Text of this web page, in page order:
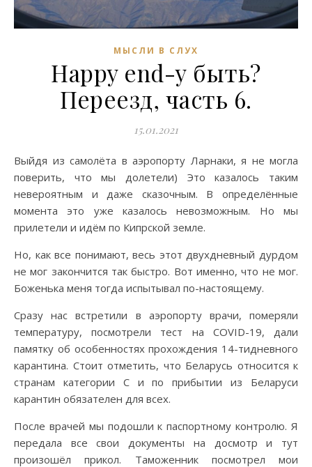
МЫСЛИ В СЛУХ
Happy end-у быть?
Переезд, часть 6.
15.01.2021
Выйдя из самолёта в аэропорту Ларнаки, я не могла
поверить, что мы долетели) Это казалось таким
невероятным и даже сказочным. В определённые
момента это уже казалось невозможным. Но мы
прилетели и идём по Кипрской земле.
Но, как все понимают, весь этот двухдневный дурдом
не мог закончится так быстро. Вот именно, что не мог.
Боженька меня тогда испытывал по-настоящему.
Сразу нас встретили в аэропорту врачи, померяли
температуру, посмотрели тест на COVID-19, дали
памятку об особенностях прохождения 14-тидневного
карантина. Стоит отметить, что Беларусь относится к
странам категории С и по прибытии из Беларуси
карантин обязателен для всех.
После врачей мы подошли к паспортному контролю. Я
передала все свои документы на досмотр и тут
произошёл прикол. Таможенник посмотрел мои